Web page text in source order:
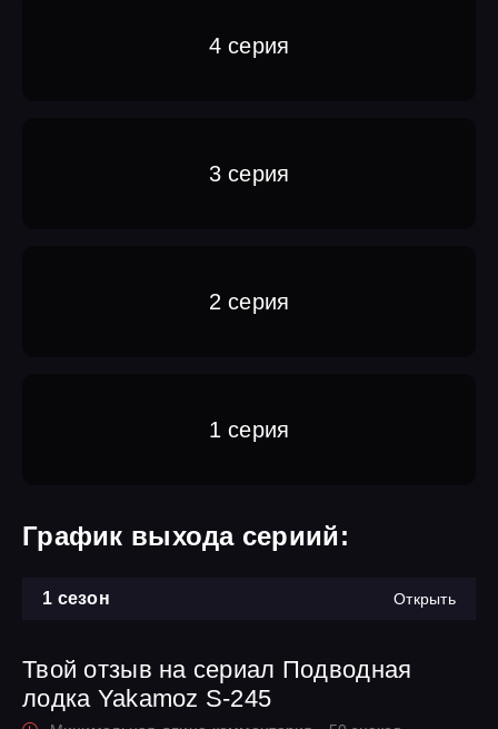
4 серия
3 серия
2 серия
1 серия
График выхода сериий:
1 сезон Открыть
Твой отзыв на сериал Подводная
лодка Yakamoz S-245